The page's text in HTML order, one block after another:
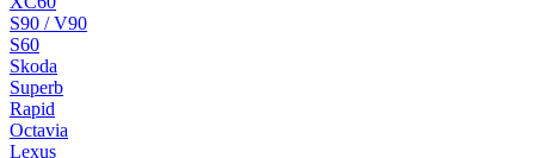
S90 / V90
S60
Skoda
Superb
Rapid
Octavia
Lexus